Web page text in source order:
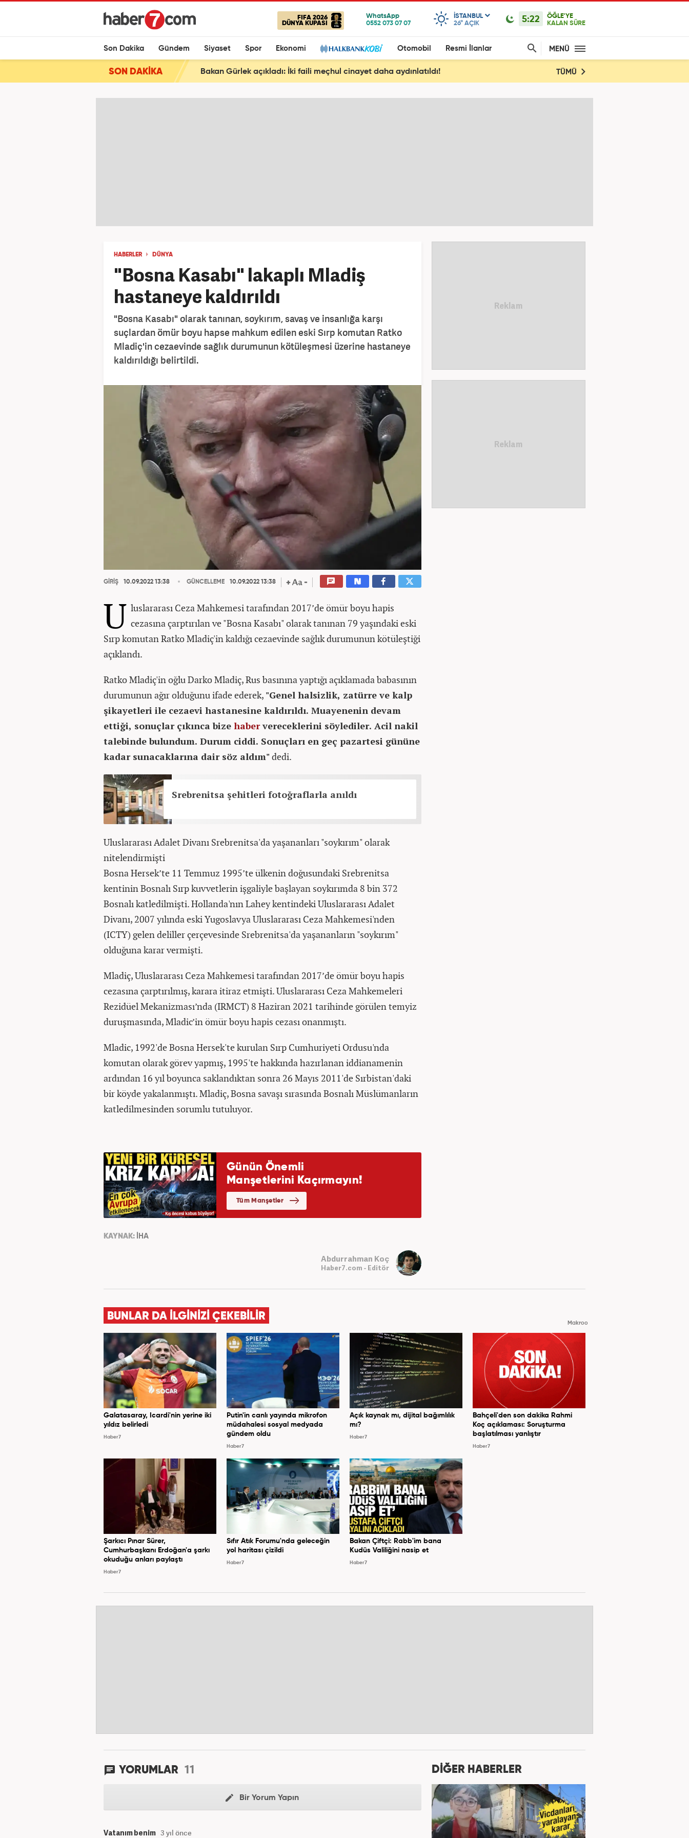
FIFA 2026
DÜNYA KUPASI
ISTANBUL
26° AÇIK 5:22
ÖĞLE'YE
KALAN SÜRE
Son Dakika Gündem Siyaset Spor Ekonomi Otomobil Resmi İlanlar MENÜ
SON DAKİKA Bakan Gürlek açıkladı: İki faili meçhul cinayet daha aydınlatıldı! TÜMÜ
HABERLER DÜNYA
"Bosna Kasabı" lakaplı Mladiş
hastaneye kaldırıldı
"Bosna Kasabı" olarak tanınan, soykırım, savaş ve insanlığa karşı
suçlardan ömür boyu hapse mahkum edilen eski Sırp komutan Ratko
Mladiç'in cezaevinde sağlık durumunun kötüleşmesi üzerine hastaneye
kaldırıldığı belirtildi.
GİRİŞ 10.09.2022 13:38 GÜNCELLEME 10.09.2022 13:38
U luslararası Ceza Mahkemesi tarafından 2017’de ömür boyu hapis
cezasına çarptırılan ve "Bosna Kasabı" olarak tanınan 79 yaşındaki eski
Sırp komutan Ratko Mladiç'in kaldığı cezaevinde sağlık durumunun kötüleştiği
açıklandı.
Ratko Mladiç'in oğlu Darko Mladiç, Rus basınına yaptığı açıklamada babasının
durumunun ağır olduğunu ifade ederek, "Genel halsizlik, zatürre ve kalp
şikayetleri ile cezaevi hastanesine kaldırıldı. Muayenenin devam
ettiği, sonuçlar çıkınca bize habervereceklerini söylediler. Acil nakil
talebinde bulundum. Durum ciddi. Sonuçları en geç pazartesi gününe
kadar sunacaklarına dair söz aldım"dedi.
Srebrenitsa şehitleri fotoğraflarla anıldı
Uluslararası Adalet Divanı Srebrenitsa'da yaşananları "soykırım" olarak
nitelendirmişti
Bosna Hersek’te 11 Temmuz 1995’te ülkenin doğusundaki Srebrenitsa
kentinin Bosnalı Sırp kuvvetlerin işgaliyle başlayan soykırımda 8 bin 372
Bosnalı katledilmişti. Hollanda'nın Lahey kentindeki Uluslararası Adalet
Divanı, 2007 yılında eski Yugoslavya Uluslararası Ceza Mahkemesi'nden
(ICTY) gelen deliller çerçevesinde Srebrenitsa'da yaşananların "soykırım"
olduğuna karar vermişti.
Mladiç, Uluslararası Ceza Mahkemesi tarafından 2017’de ömür boyu hapis
cezasına çarptırılmış, karara itiraz etmişti. Uluslararası Ceza Mahkemeleri
Rezidüel Mekanizması’nda (IRMCT) 8 Haziran 2021 tarihinde görülen temyiz
duruşmasında, Mladic’in ömür boyu hapis cezası onanmıştı.
Mladic, 1992'de Bosna Hersek'te kurulan Sırp Cumhuriyeti Ordusu'nda
komutan olarak görev yapmış, 1995'te hakkında hazırlanan iddianamenin
ardından 16 yıl boyunca saklandıktan sonra 26 Mayıs 2011'de Sırbistan'daki
bir köyde yakalanmıştı. Mladiç, Bosna savaşı sırasında Bosnalı Müslümanların
katledilmesinden sorumlu tutuluyor.
KAYNAK: İHA
Abdurrahman Koç
Haber7.com - Editör
BUNLAR DA İLGİNİZİ ÇEKEBİLİR
Makroo
Galatasaray, Icardi'nin yerine iki
yıldız belirledi
Haber7
Putin'in canlı yayında mikrofon
müdahalesi sosyal medyada
gündem oldu
Haber7
Açık kaynak mı, dijital bağımlılık
mı?
Haber7
Bahçeli'den son dakika Rahmi
Koç açıklaması: Soruşturma
başlatılması yanlıştır
Haber7
Şarkıcı Pınar Sürer,
Cumhurbaşkanı Erdoğan'a şarkı
okuduğu anları paylaştı
Haber7
Sıfır Atık Forumu'nda geleceğin
yol haritası çizildi
Haber7
Bakan Çiftçi: Rabb'im bana
Kudüs Valiliğini nasip et
Haber7
YORUMLAR 11
Bir Yorum Yapın
Vatanım benim 3 yıl önce
DİĞER HABERLER